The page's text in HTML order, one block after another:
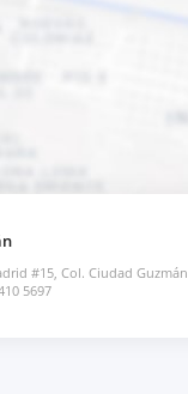
#15, Col. Ciudad Guzmán
5697